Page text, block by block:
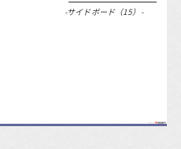
-サイドボード（15）-